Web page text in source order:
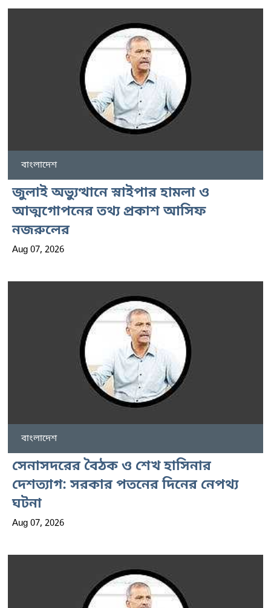
বাংলাদেশ
জুলাই অভ্যুত্থানে স্নাইপার হামলা ও
আত্মগোপনের তথ্য প্রকাশ আসিফ
নজরুলের
Aug 07, 2026
বাংলাদেশ
সেনাসদরের বৈঠক ও শেখ হাসিনার
দেশত্যাগ: সরকার পতনের দিনের নেপথ্য
ঘটনা
Aug 07, 2026